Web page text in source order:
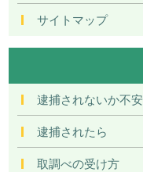
サイトマップ
逮捕されないか不安
逮捕されたら
取調べの受け方